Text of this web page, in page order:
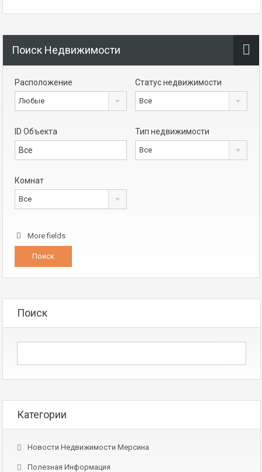
Поиск Недвижимости
Расположение
Любые
Статус недвижимости
Все
ID Объекта Тип недвижимости
Все
Комнат
Все
More fields
Поиск
Категории
Новости Недвижимости Мерсина
Полезная Информация